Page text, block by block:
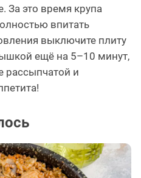
За это время крупа
впитать
выключите плиту
ещё на 5–10 минут,
рассыпчатой и